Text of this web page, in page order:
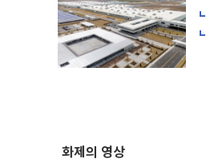
화제의 영상